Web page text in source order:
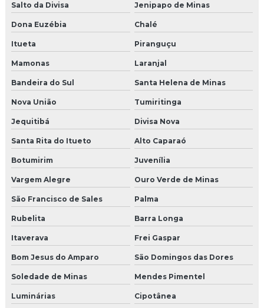
Salto da Divisa Jenipapo de Minas
Dona Euzébia Chalé
Itueta Piranguçu
Mamonas Laranjal
Bandeira do Sul Santa Helena de Minas
Nova União Tumiritinga
Jequitibá Divisa Nova
Santa Rita do Itueto Alto Caparaó
Botumirim Juvenília
Vargem Alegre Ouro Verde de Minas
São Francisco de Sales Palma
Rubelita Barra Longa
Itaverava Frei Gaspar
Bom Jesus do Amparo São Domingos das Dores
Soledade de Minas Mendes Pimentel
Luminárias Cipotânea